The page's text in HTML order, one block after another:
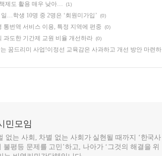
제도 활용 매우 낮아… (1)
…학생 10명 중 2명은 ‘회원미가입’ (0)
번역 서비스 이용, 특정 지역에 편중 (0)
과도한 기간제 교원 비율 개선하라 (0)
꿈드리미 사업!이정선 교육감은 사과하고 개선 방안 마련하
민모임
없는 사회, 차별 없는 사회가 실현될 때까지 ‘한국사
평등 문제를 고민’하고, 나아가 ‘그것의 해결을 위